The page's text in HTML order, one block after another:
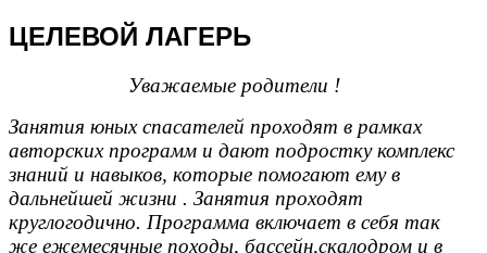
ЦЕЛЕВОЙ ЛАГЕРЬ
Уважаемые родители !
Занятия юных спасателей проходят в рамках
авторских программ и дают подростку комплекс
знаний и навыков, которые помогают ему в
дальнейшей жизни . Занятия проходят
круглогодично. Программа включает в себя так
же ежемесячные походы, бассейн,скалодром и в